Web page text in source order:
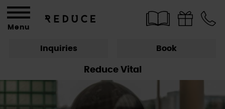
Reduce Vital
Inquiries Book
Menu